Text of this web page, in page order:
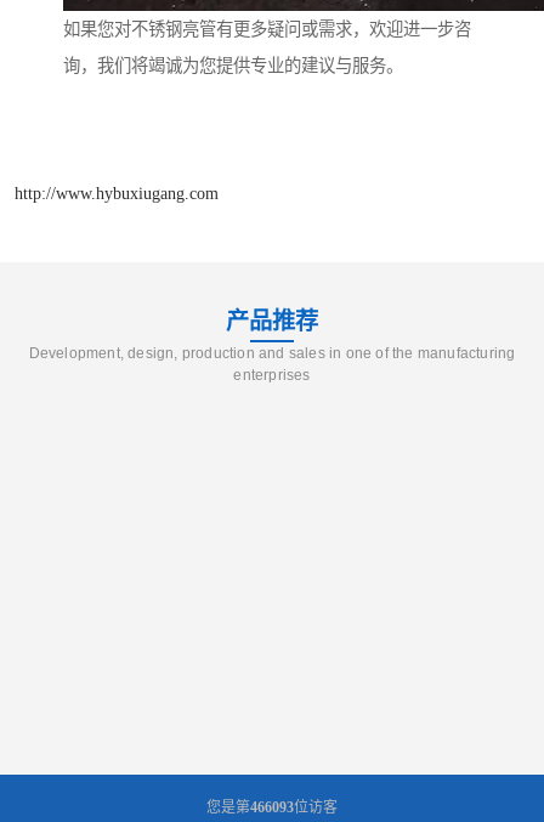
如果您对不锈钢亮管有更多疑问或需求，欢迎进一步咨
询，我们将竭诚为您提供专业的建议与服务。
http://www.hybuxiugang.com
产品推荐
Development, design, production and sales in one of the manufacturing
enterprises
您是第466093位访客